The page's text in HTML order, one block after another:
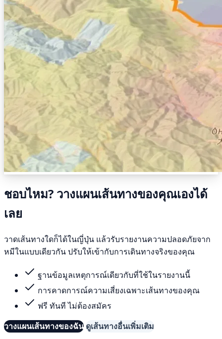
ชอบไหม? วางแผนเส้นทางของคุณเองได้
เลย
วาดเส้นทางใดก็ได้ในญี่ปุ่น แล้วรับรายงานความปลอดภัยจาก
หมีในแบบเดียวกัน ปรับให้เข้ากับการเดินทางจริงของคุณ
ฐานข้อมูลเหตุการณ์เดียวกับที่ใช้ในรายงานนี้
การคาดการณ์ความเสี่ยงเฉพาะเส้นทางของคุณ
ฟรี ทันที ไม่ต้องสมัคร
วางแผนเส้นทางของฉัน ดูเส้นทางอื่นเพิ่มเติม